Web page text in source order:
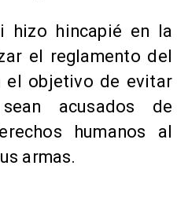
hizo hincapié en la
el reglamento del
el objetivo de evitar
acusados de
humanos al
armas.